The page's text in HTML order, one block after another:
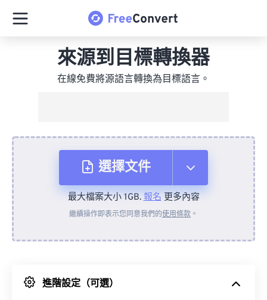
來源到目標轉換器
在線免費將源語言轉換為目標語言。
選擇文件
來自裝置
來自 Google 雲端硬碟
最大檔案大小 1GB.報名更多內容
繼續操作即表示您同意我們的使用條款 。
進階設定（可選）